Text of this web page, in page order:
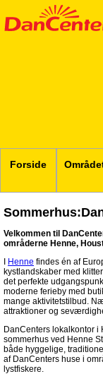
Forside
Velkommen til
områderne Henne,
I Henne findes én af
kystlandskaber med
det perfekte
moderne ferieby med
mange aktivitetstilbud.
attraktioner og
DanCenters lokalkontor
sommerhus ved Henne
både hyggelige,
af DanCenters huse i
lystfiskere.